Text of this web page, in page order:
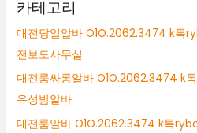
카테고리
대전당일알바 O1O.2062.3474 k톡
전보도사무실
대전룸싸롱알바 O1O.2062.3474 k
유성밤알바
대전룸알바 O1O.2062.3474 k톡